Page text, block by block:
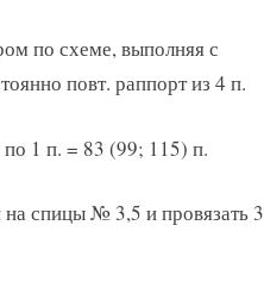
по схеме, выполняя с
повт. раппорт из 4 п.
1 п. = 83 (99; 115) п.
спицы № 3,5 и провязать 3